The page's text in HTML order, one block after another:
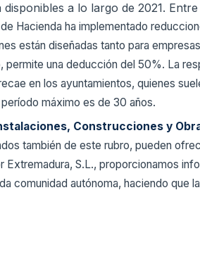
a lo largo de 2021.
Hacienda ha implementado
están diseñadas tanto para
una deducción del 50%. La
en los ayuntamientos, quienes
máximo es de 30 años.
Construcciones y
también de este rubro, pueden
Extremadura, S.L., proporcionamos
comunidad autónoma, haciendo que